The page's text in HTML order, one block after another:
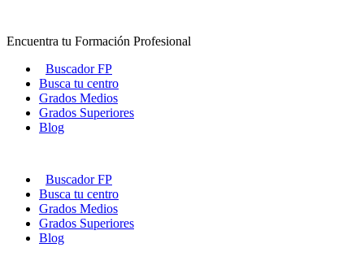
contenido
Encuentra tu Formación Profesional
Buscador FP
Busca tu centro
Grados Medios
Grados Superiores
Blog
Buscador FP
Busca tu centro
Grados Medios
Grados Superiores
Blog